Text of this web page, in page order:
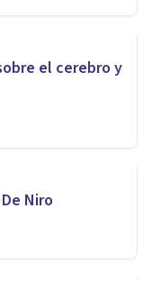
el cerebro y
Niro